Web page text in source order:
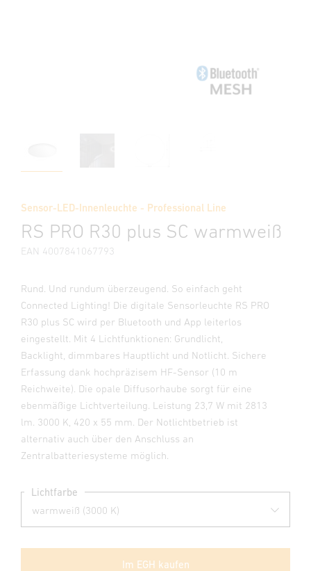
Sensor-LED-Innenleuchte - Professional Line
RS PRO R30 plus SC warmweiß
EAN 4007841067793
Rund. Und rundum überzeugend. So einfach geht
Connected Lighting! Die digitale Sensorleuchte RS PRO
R30 plus SC wird per Bluetooth und App leiterlos
eingestellt. Mit 4 Lichtfunktionen: Grundlicht,
Backlight, dimmbares Hauptlicht und Notlicht. Sichere
Erfassung dank hochpräzisem HF-Sensor (10 m
Reichweite). Die opale Diffusorhaube sorgt für eine
ebenmäßige Lichtverteilung. Leistung 23,7 W mit 2813
lm. 3000 K, 420 x 55 mm. Der Notlichtbetrieb ist
alternativ auch über den Anschluss an
Zentralbatteriesysteme möglich.
Lichtfarbe
Im EGH kaufen